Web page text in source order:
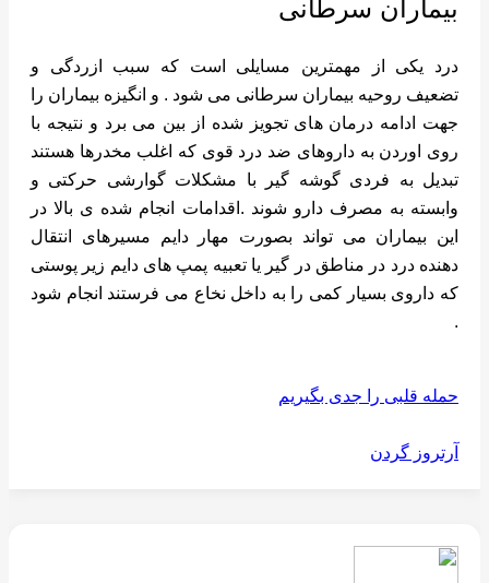
بیماران سرطانی
درد یکی از مهمترین مسایلی است که سبب ازردگی و
تضعیف روحیه بیماران سرطانی می شود . و انگیزه بیماران را
جهت ادامه درمان های تجویز شده از بین می برد و نتیجه با
روی اوردن به داروهای ضد درد قوی که اغلب مخدرها هستند
تبدیل به فردی گوشه گیر با مشکلات گوارشی حرکتی و
وابسته به مصرف دارو شوند .اقدامات انجام شده ی بالا در
این بیماران می تواند بصورت مهار دایم مسیرهای انتقال
دهنده درد در مناطق در گیر یا تعبیه پمپ های دایم زیر پوستی
که داروی بسیار کمی را به داخل نخاع می فرستند انجام شود
.
حمله قلبی را جدی بگیریم
آرتروز گردن